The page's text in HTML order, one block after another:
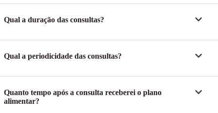
Qual a duração das consultas?
Qual a periodicidade das consultas?
Quanto tempo após a consulta receberei o plano
alimentar?